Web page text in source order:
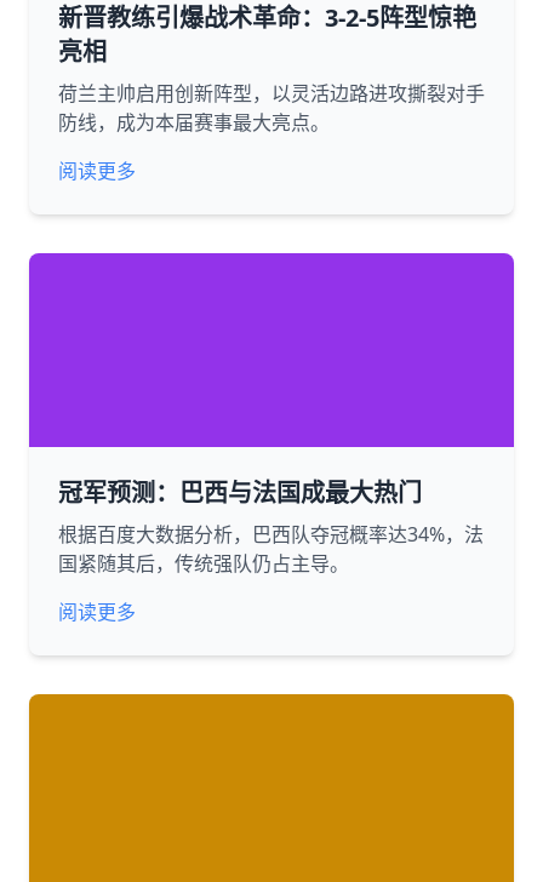
新晋教练引爆战术革命：3-2-5阵型惊艳
亮相
荷兰主帅启用创新阵型，以灵活边路进攻撕裂对手
防线，成为本届赛事最大亮点。
阅读更多
冠军预测：巴西与法国成最大热门
根据百度大数据分析，巴西队夺冠概率达34%，法
国紧随其后，传统强队仍占主导。
阅读更多